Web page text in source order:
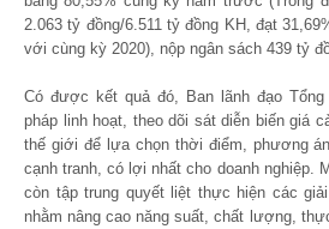
2.063 tỷ đồng/6.511 tỷ đồng KH, đạt
với cùng kỳ 2020), nộp ngân sách 439 tỷ
Có được kết quả đó, Ban lãnh đạo
pháp linh hoạt, theo dõi sát diễn biến giá
thế giới để lựa chọn thời điểm, phương
cạnh tranh, có lợi nhất cho doanh nghiệp.
còn tập trung quyết liệt thực hiện các
nhằm nâng cao năng suất, chất lượng,